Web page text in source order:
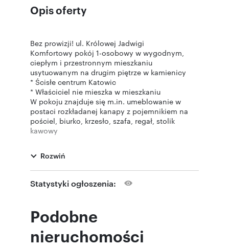
Opis oferty
Bez prowizji! ul. Królowej Jadwigi
Komfortowy pokój 1-osobowy w wygodnym,
ciepłym i przestronnym mieszkaniu
usytuowanym na drugim piętrze w kamienicy
* Ścisłe centrum Katowic
* Właściciel nie mieszka w mieszkaniu
W pokoju znajduje się m.in. umeblowanie w
postaci rozkładanej kanapy z pojemnikiem na
pościel, biurko, krzesło, szafa, regał, stolik
kawowy
sztućce, garnki itp
* W czynszu, prócz kosztów zamieszkania,
zawarty jest Internet . Ogrzewanie gazowe.
Media płatne dodatkowo według rzeczywistego
oczekujemy poręczenia umowy przez rodziców
jednoosobowych, jeden dwuosobowy)
Rozwiń
Statystyki ogłoszenia:
Podobne
nieruchomości